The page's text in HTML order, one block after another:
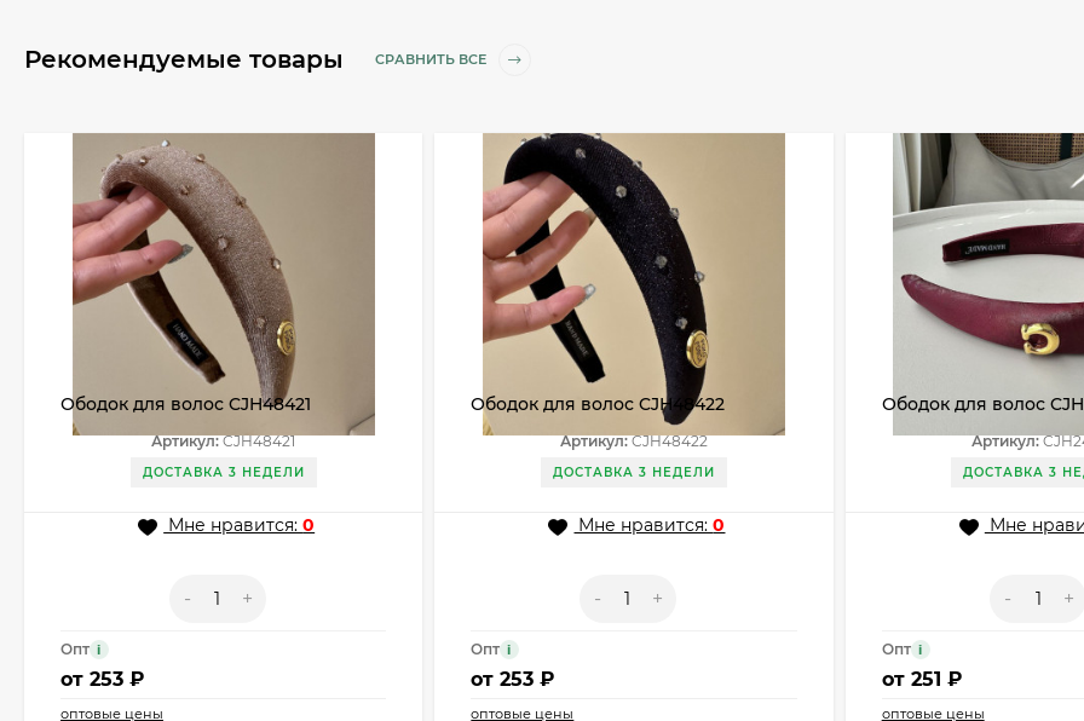
Рекомендуемые товары СРАВНИТЬ ВСЕ
Ободок для волос CJH48421
Артикул:CJH48421
ДОСТАВКА 3 НЕДЕЛИ
Мне нравится:0
- +
Опт i
от 253 ₽
оптовые цены
Ободок для волос CJH48422
Артикул:CJH48422
ДОСТАВКА 3 НЕДЕЛИ
Мне нравится:0
- +
Опт i
от253 ₽
оптовые цены
Ободок для волос
Артикул:
ДОСТАВКА 3
Мне
- +
Опт i
от 251 ₽
оптовые цены